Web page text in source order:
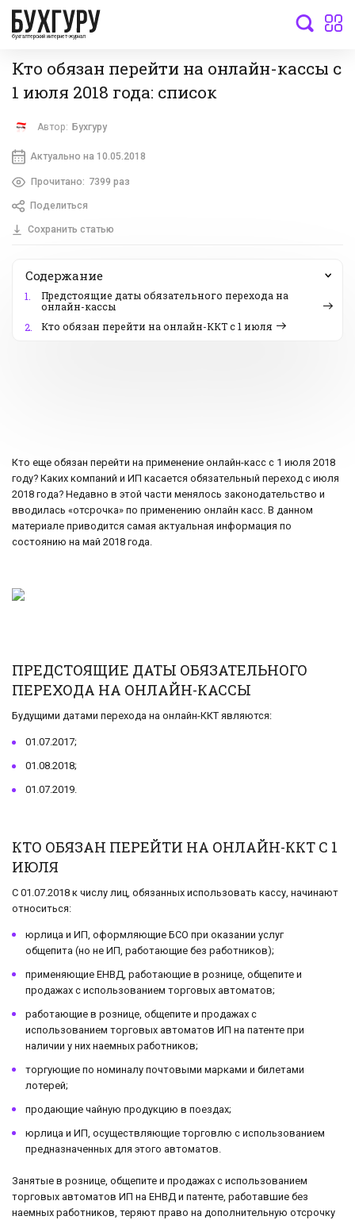
бухгалтерский интернет-журнал
Кто обязан перейти на онлайн-кассы с
1 июля 2018 года: список
Автор: Бухгуру
Актуально на 10.05.2018
Прочитано: 7399 раз
Поделиться
Сохранить статью
Содержание
1.
Предстоящие даты обязательного перехода на
онлайн-кассы
2.
Кто обязан перейти на онлайн-ККТ с 1 июля
Кто еще обязан перейти на применение онлайн-касс с 1 июля 2018
году? Каких компаний и ИП касается обязательный переход с июля
2018 года? Недавно в этой части менялось законодательство и
вводилась «отсрочка» по применению онлайн касс. В данном
материале приводится самая актуальная информация по
состоянию на май 2018 года.
ПРЕДСТОЯЩИЕ ДАТЫ ОБЯЗАТЕЛЬНОГО
ПЕРЕХОДА НА ОНЛАЙН-КАССЫ
Будущими датами перехода на онлайн-ККТ являются:
01.07.2017;
01.08.2018;
01.07.2019.
КТО ОБЯЗАН ПЕРЕЙТИ НА ОНЛАЙН-ККТ С 1
ИЮЛЯ
С 01.07.2018 к числу лиц, обязанных использовать кассу, начинают
относиться:
юрлица и ИП, оформляющие БСО при оказании услуг
общепита (но не ИП, работающие без работников);
применяющие ЕНВД, работающие в рознице, общепите и
продажах с использованием торговых автоматов;
работающие в рознице, общепите и продажах с
использованием торговых автоматов ИП на патенте при
наличии у них наемных работников;
торгующие по номиналу почтовыми марками и билетами
лотерей;
продающие чайную продукцию в поездах;
юрлица и ИП, осуществляющие торговлю с использованием
предназначенных для этого автоматов.
Занятые в рознице, общепите и продажах с использованием
торговых автоматов ИП на ЕНВД и патенте, работавшие без
наемных работников, теряют право на дополнительную отсрочку